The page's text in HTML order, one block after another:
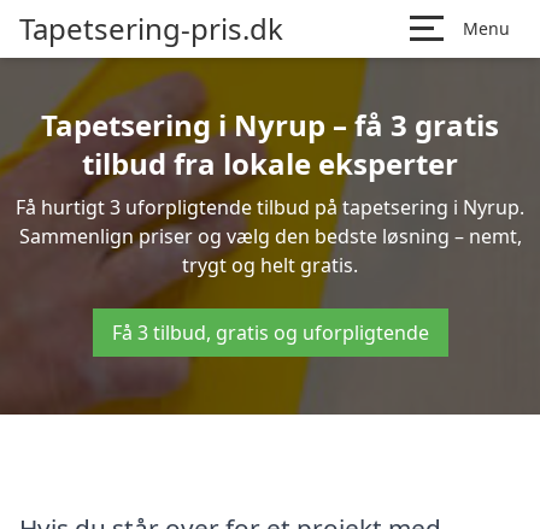
Tapetsering-pris.dk Menu
Tapetsering i Nyrup – få 3 gratis
tilbud fra lokale eksperter
Få hurtigt 3 uforpligtende tilbud på tapetsering i Nyrup.
Sammenlign priser og vælg den bedste løsning – nemt,
trygt og helt gratis.
Få 3 tilbud, gratis og uforpligtende